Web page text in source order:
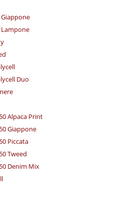
Lampone
Duo
Alpaca Print
Giappone
Piccata
Tweed
Denim Mix